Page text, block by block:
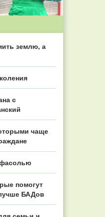
землю, а
с
чаще
фасолью
помогут
БАДов